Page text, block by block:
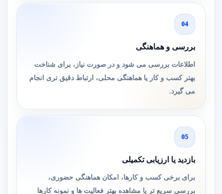
04
بررسی و هماهنگی
اطلاعات بررسی می شود و در صورت نیاز، برای شناخت
بهتر کسب و کار یا هماهنگی محلی، ارتباط دقیق تری انجام
می گیرد.
05
بازدید یا ارزیابی تکمیلی
برای برخی کسب و کارها، امکان هماهنگی حضوری،
بررسی سریع تر یا مشاهده بهتر فعالیت ها و نمونه کارها